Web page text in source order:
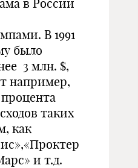
в России
В 1991
было
3 млн. $,
например,
таких
как
и т.д.